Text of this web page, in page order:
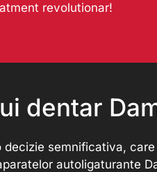
revolutionar!
dentar
semnificativa,
autoligaturante